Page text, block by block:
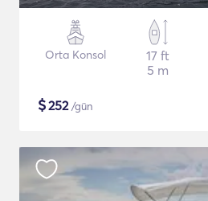
Orta Konsol
17 ft
5 m
$252/gün